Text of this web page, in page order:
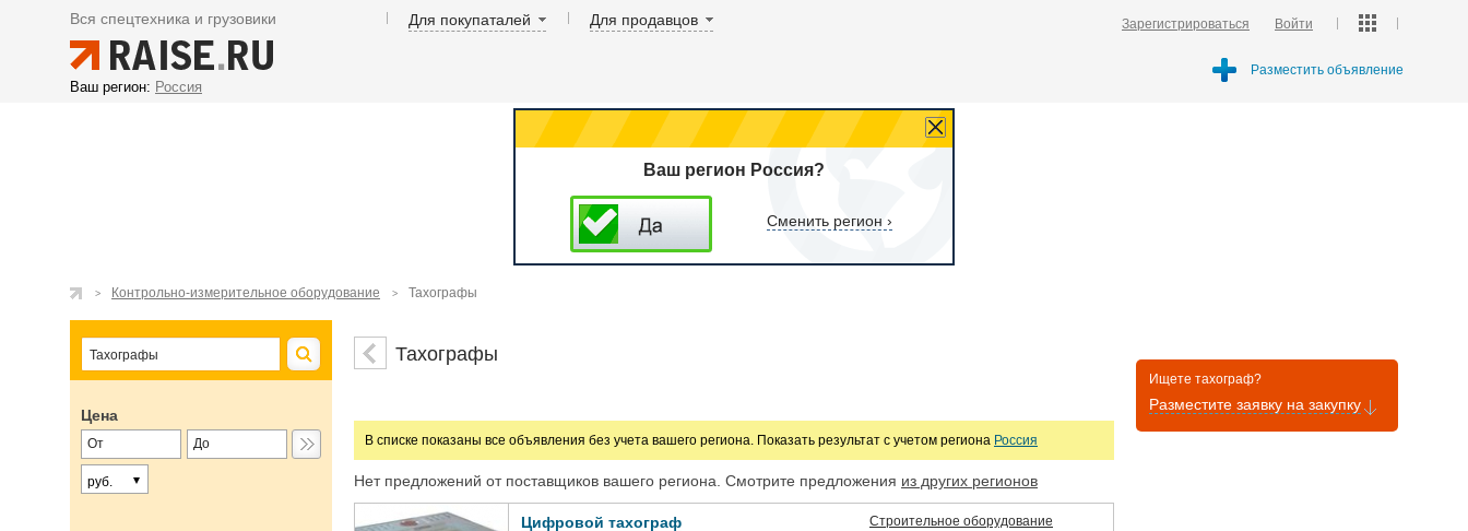
Вся спецтехника и грузовики Для покупаталей Для продавцов Зарегистрироваться Войти
Ваш регион: Россия
Разместить объявление
Ваш регион Россия?
Сменить регион ›
Контрольно-измерительное оборудование Тахографы
Цена
руб.
Тахографы
В списке показаны все объявления без учета вашего региона. Показать результат с учетом региона Россия
Нет предложений от поставщиков вашего региона. Смотрите предложения из других регионов
Цифровой тахограф
Строительное оборудование
Ищете тахограф?
Разместите заявку на закупку